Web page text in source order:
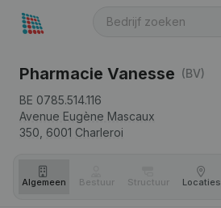
Pharmacie Vanesse (BV)
BE 0785.514.116
Avenue Eugène Mascaux
350, 6001 Charleroi
Algemeen Bestuur Structuur Locaties